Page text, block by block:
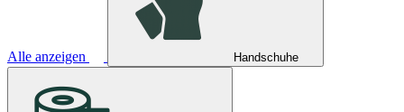
Alle anzeigen Handschuhe